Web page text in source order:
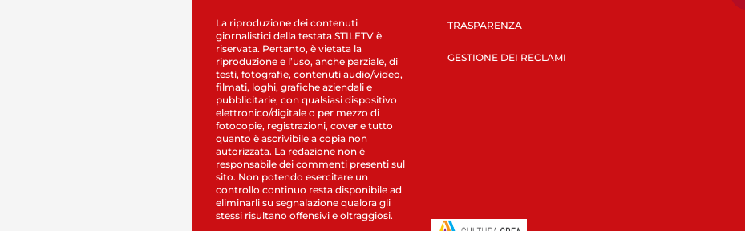
La riproduzione dei contenuti
giornalistici della testata STILETV è
riservata. Pertanto, è vietata la
riproduzione e l’uso, anche parziale, di
testi, fotografie, contenuti audio/video,
filmati, loghi, grafiche aziendali e
pubblicitarie, con qualsiasi dispositivo
elettronico/digitale o per mezzo di
fotocopie, registrazioni, cover e tutto
quanto è ascrivibile a copia non
autorizzata. La redazione non è
responsabile dei commenti presenti sul
sito. Non potendo esercitare un
controllo continuo resta disponibile ad
eliminarli su segnalazione qualora gli
stessi risultano offensivi e oltraggiosi.
TRASPARENZA
GESTIONE DEI RECLAMI